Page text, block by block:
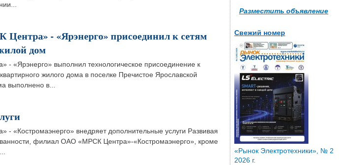
- «Ярэнерго» присоединил к сетям
дом
«Ярэнерго» выполнил технологическое присоединение к
жилого дома в поселке Пречистое Ярославской
выполнено в...
«Костромаэнерго» внедряет дополнительные услуги Развивая
филиал ОАО «МРСК Центра»-«Костромаэнерго», кроме
Разместить объявление
Свежий номер
«Рынок Электротехники», № 2
2026 г.